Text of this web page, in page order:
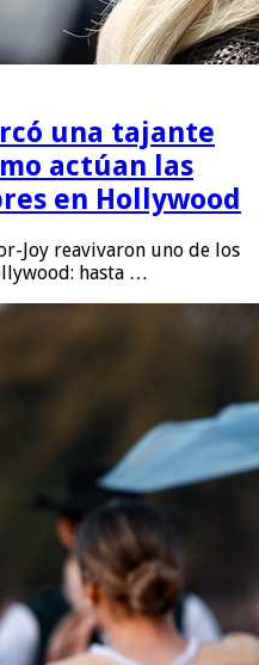
una tajante
actúan las
en Hollywood
Joy reavivaron uno de los
hasta …